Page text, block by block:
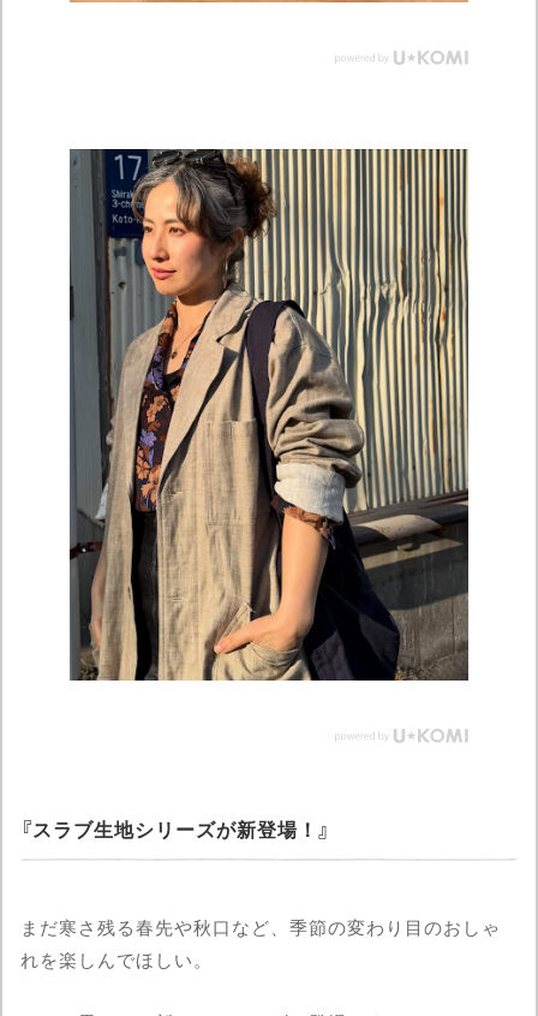
スラブ生地シリーズが新登場！
まだ寒さ残る春先や秋口など、季節の変わり目のおしゃ
れを楽しんでほしい。